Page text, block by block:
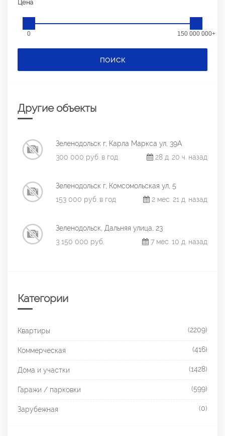
Цена
0 150 000 000+
ПОИСК
Другие объекты
Зеленодольск г, Карла Маркса ул, 39А
300 000 руб. в год
28 д. 20 ч. назад
Зеленодольск г, Комсомольская ул, 5
153 000 руб. в год
2 мес. 21 д. назад
Зеленодольск, Дальняя улица, 23
3 150 000 руб.
7 мес. 10 д. назад
Категории
Квартиры (2209)
Коммерческая (416)
Дома и участки (1428)
Гаражи / парковки (599)
Зарубежная (0)